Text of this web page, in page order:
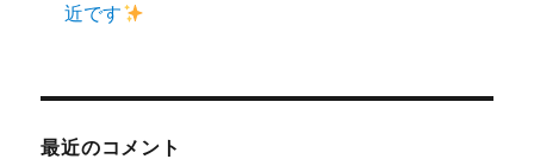
近です
最近のコメント